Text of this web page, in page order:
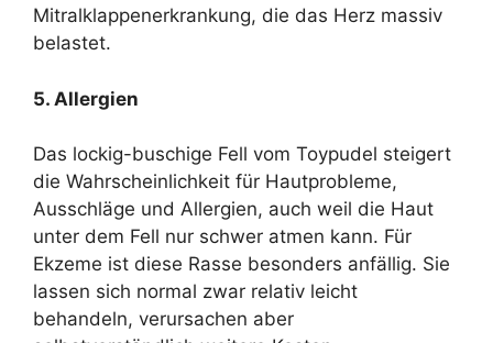
Mitralklappenerkrankung, die das Herz massiv
belastet.
5. Allergien
Das lockig-buschige Fell vom Toypudel steigert
die Wahrscheinlichkeit für Hautprobleme,
Ausschläge und Allergien, auch weil die Haut
unter dem Fell nur schwer atmen kann. Für
Ekzeme ist diese Rasse besonders anfällig. Sie
lassen sich normal zwar relativ leicht
behandeln, verursachen aber